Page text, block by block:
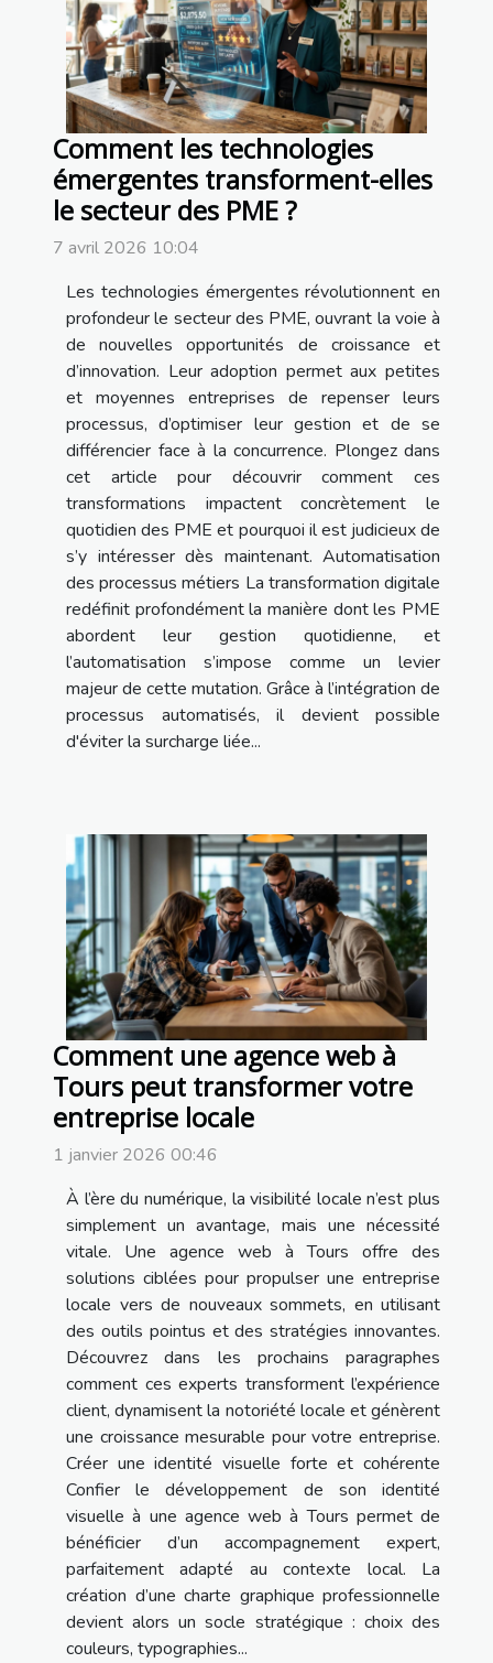
Comment les technologies
émergentes transforment-elles
le secteur des PME ?
7 avril 2026 10:04
Les technologies émergentes révolutionnent en
profondeur le secteur des PME, ouvrant la voie à
de nouvelles opportunités de croissance et
d’innovation. Leur adoption permet aux petites
et moyennes entreprises de repenser leurs
processus, d’optimiser leur gestion et de se
différencier face à la concurrence. Plongez dans
cet article pour découvrir comment ces
transformations impactent concrètement le
quotidien des PME et pourquoi il est judicieux de
s’y intéresser dès maintenant. Automatisation
des processus métiers La transformation digitale
redéfinit profondément la manière dont les PME
abordent leur gestion quotidienne, et
l’automatisation s’impose comme un levier
majeur de cette mutation. Grâce à l’intégration de
processus automatisés, il devient possible
d'éviter la surcharge liée...
Comment une agence web à
Tours peut transformer votre
entreprise locale
1 janvier 2026 00:46
À l’ère du numérique, la visibilité locale n’est plus
simplement un avantage, mais une nécessité
vitale. Une agence web à Tours offre des
solutions ciblées pour propulser une entreprise
locale vers de nouveaux sommets, en utilisant
des outils pointus et des stratégies innovantes.
Découvrez dans les prochains paragraphes
comment ces experts transforment l’expérience
client, dynamisent la notoriété locale et génèrent
une croissance mesurable pour votre entreprise.
Créer une identité visuelle forte et cohérente
Confier le développement de son identité
visuelle à une agence web à Tours permet de
bénéficier d’un accompagnement expert,
parfaitement adapté au contexte local. La
création d’une charte graphique professionnelle
devient alors un socle stratégique : choix des
couleurs, typographies...